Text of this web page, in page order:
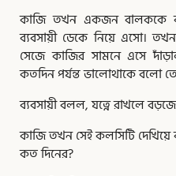
কাজি তখন একজন
ব্যবসায়ী ডেকে নিয়ে এসো।
সেজে কাজির সামনে এসে
কতদিন পর্যন্ত ভালোথাকে বলো
ব্যবসায়ী বলল, যত্নে রাখলে
কাজি তখন সেই কলসিটি
কত দিনের?